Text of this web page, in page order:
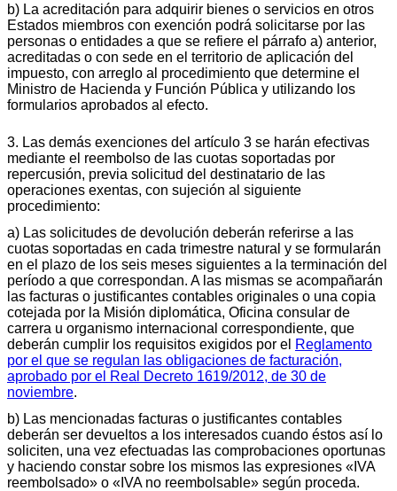
b) La acreditación para adquirir bienes o servicios en otros
Estados miembros con exención podrá solicitarse por las
personas o entidades a que se refiere el párrafo a) anterior,
acreditadas o con sede en el territorio de aplicación del
impuesto, con arreglo al procedimiento que determine el
Ministro de Hacienda y Función Pública y utilizando los
formularios aprobados al efecto.
3. Las demás exenciones del artículo 3 se harán efectivas
mediante el reembolso de las cuotas soportadas por
repercusión, previa solicitud del destinatario de las
operaciones exentas, con sujeción al siguiente
procedimiento:
a) Las solicitudes de devolución deberán referirse a las
cuotas soportadas en cada trimestre natural y se formularán
en el plazo de los seis meses siguientes a la terminación del
período a que correspondan. A las mismas se acompañarán
las facturas o justificantes contables originales o una copia
cotejada por la Misión diplomática, Oficina consular de
carrera u organismo internacional correspondiente, que
deberán cumplir los requisitos exigidos por el Reglamento
por el que se regulan las obligaciones de facturación,
aprobado por el Real Decreto 1619/2012, de 30 de
noviembre.
b) Las mencionadas facturas o justificantes contables
deberán ser devueltos a los interesados cuando éstos así lo
soliciten, una vez efectuadas las comprobaciones oportunas
y haciendo constar sobre los mismos las expresiones «IVA
reembolsado» o «IVA no reembolsable» según proceda.